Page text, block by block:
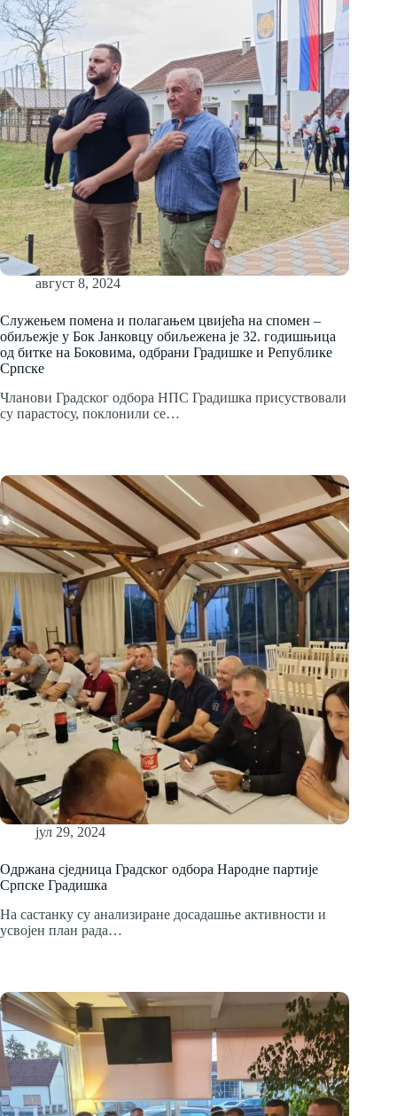
август 8, 2024
Служењем помена и полагањем цвијећа на спомен –
обиљежје у Бок Јанковцу обиљежена је 32. годишњица
од битке на Боковима, одбрани Градишке и Републике
Српске
Чланови Градског одбора НПС Градишка присуствовали
су парастосу, поклонили се…
јул 29, 2024
Одржана сједница Градског одбора Народне партије
Српске Градишка
На састанку су анализиране досадашње активности и
усвојен план рада…